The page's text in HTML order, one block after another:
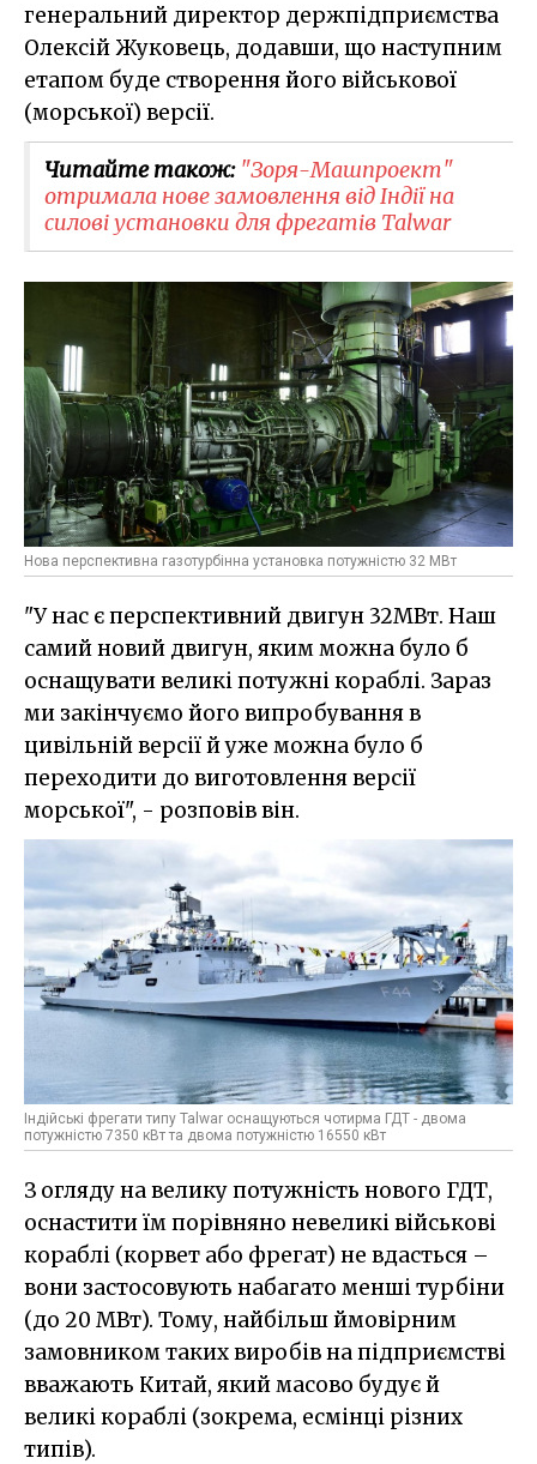
генеральний директор держпідприємства
Олексій Жуковець, додавши, що наступним
етапом буде створення його військової
(морської) версії.
Читайте також: "Зоря-Машпроект"
отримала нове замовлення від Індії на
силові установки для фрегатів Talwar
Нова перспективна газотурбінна установка потужністю 32 МВт
"У нас є перспективний двигун 32МВт. Наш
самий новий двигун, яким можна було б
оснащувати великі потужні кораблі. Зараз
ми закінчуємо його випробування в
цивільній версії й уже можна було б
переходити до виготовлення версії
морської", - розповів він.
Індійські фрегати типу Talwar оснащуються чотирма ГДТ - двома
потужністю 7350 кВт та двома потужністю 16550 кВт
З огляду на велику потужність нового ГДТ,
оснастити їм порівняно невеликі військові
кораблі (корвет або фрегат) не вдасться –
вони застосовують набагато менші турбіни
(до 20 МВт). Тому, найбільш ймовірним
замовником таких виробів на підприємстві
вважають Китай, який масово будує й
великі кораблі (зокрема, есмінці різних
типів).